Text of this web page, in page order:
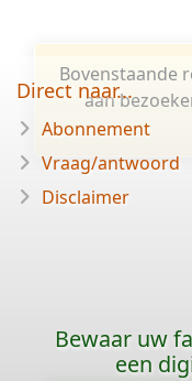
Bovenstaande
aan
Direct naar...
Abonnement
Vraag/antwoord
Disclaimer
Bewaar uw
een